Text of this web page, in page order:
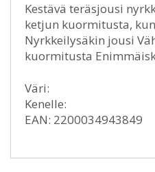
Kestävä teräsjousi
ketjun kuormitusta,
Nyrkkeilysäkin jousi
kuormitusta
Väri:
Kenelle:
EAN: 2200034943849